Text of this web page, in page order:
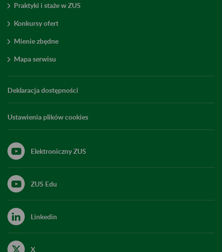
Praktyki i staże w ZUS
Konkursy ofert
Mienie zbędne
Mapa serwisu
Deklaracja dostępności
Ustawienia plików cookies
Elektroniczny ZUS
ZUS Edu
Linkedin
X